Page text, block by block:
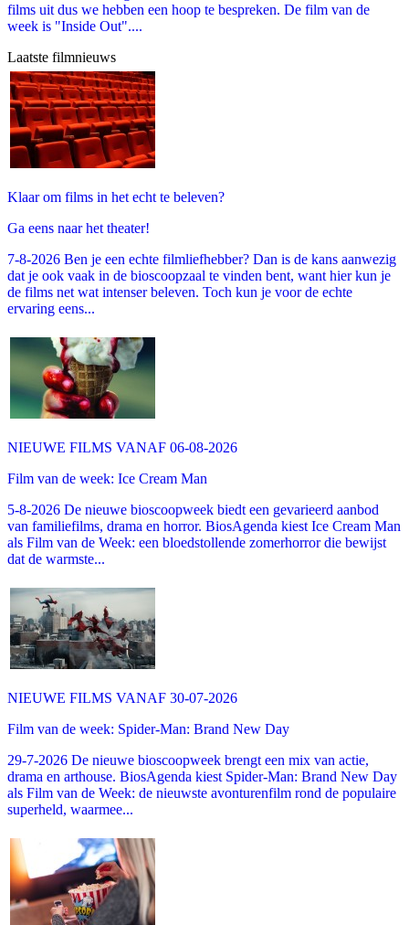
films uit dus we hebben een hoop te bespreken. De film van de
week is "Inside Out"....
Laatste filmnieuws
Klaar om films in het echt te beleven?
Ga eens naar het theater!
7-8-2026 Ben je een echte filmliefhebber? Dan is de kans aanwezig
dat je ook vaak in de bioscoopzaal te vinden bent, want hier kun je
de films net wat intenser beleven. Toch kun je voor de echte
ervaring eens...
NIEUWE FILMS VANAF 06-08-2026
Film van de week: Ice Cream Man
5-8-2026 De nieuwe bioscoopweek biedt een gevarieerd aanbod
van familiefilms, drama en horror. BiosAgenda kiest Ice Cream Man
als Film van de Week: een bloedstollende zomerhorror die bewijst
dat de warmste...
NIEUWE FILMS VANAF 30-07-2026
Film van de week: Spider-Man: Brand New Day
29-7-2026 De nieuwe bioscoopweek brengt een mix van actie,
drama en arthouse. BiosAgenda kiest Spider-Man: Brand New Day
als Film van de Week: de nieuwste avonturenfilm rond de populaire
superheld, waarmee...